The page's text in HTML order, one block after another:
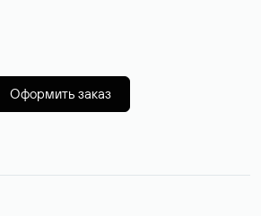
Оформить заказ